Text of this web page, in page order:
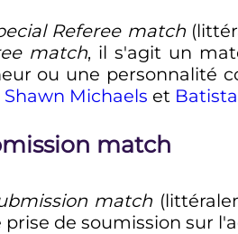
Referee match
match, il s'agit un
ou une personnalité
Shawn Michaels et Batista
match
match
prise de soumission sur